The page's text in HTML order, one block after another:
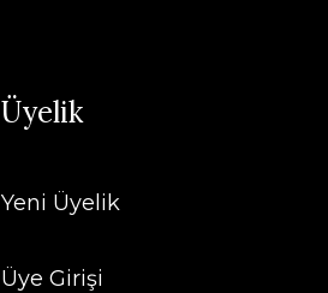
Üyelik
Yeni Üyelik
Üye Girişi